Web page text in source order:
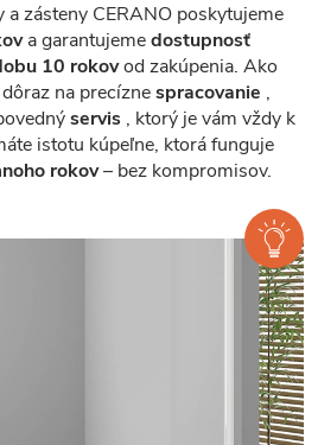
zásteny CERANO poskytujeme
a garantujemedostupnosť
10 rokovod zakúpenia. Ako
na precíznespracovanie ,
servis , ktorý je vám vždy k
istotu kúpeľne, ktorá funguje
rokov– bez kompromisov.